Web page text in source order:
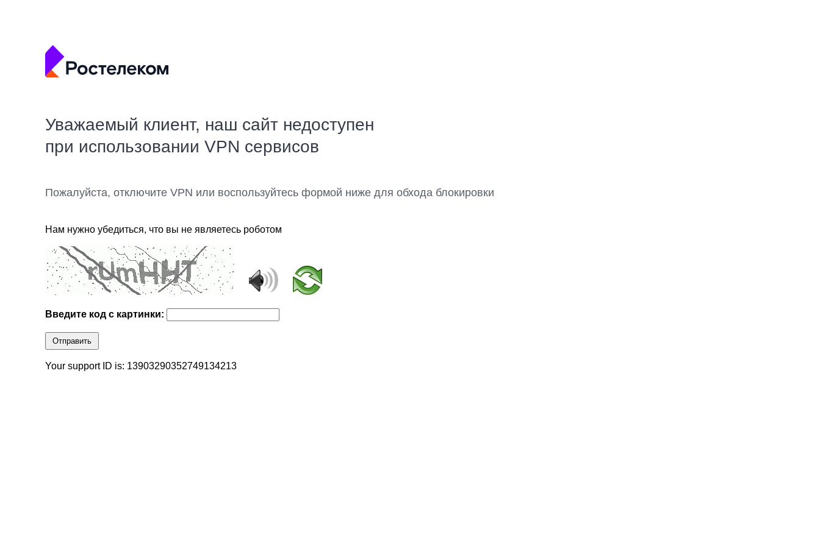
Уважаемый клиент, наш сайт недоступен
при использовании VPN сервисов
Пожалуйста, отключите VPN или воспользуйтесь формой ниже для обхода блокировки
Нам нужно убедиться, что вы не являетесь роботом
Введите код с картинки:
Отправить
Your support ID is: 13903290352749134213